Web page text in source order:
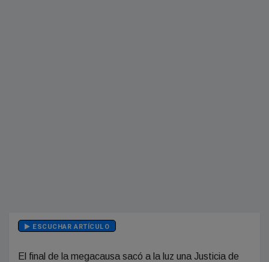
ESCUCHAR ARTÍCULO
El final de la megacausa sacó a la luz una Justicia de